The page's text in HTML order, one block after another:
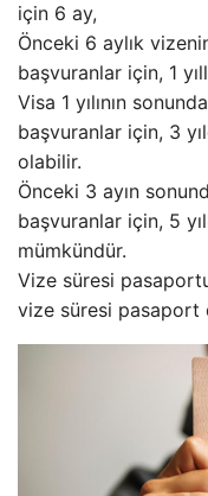
için 6 ay,
Önceki 6 aylık
başvuranlar için, 1
Visa 1 yılının
başvuranlar için, 3
olabilir.
Önceki 3 ayın
başvuranlar için, 5
mümkündür.
Vize süresi
vize süresi pasaport